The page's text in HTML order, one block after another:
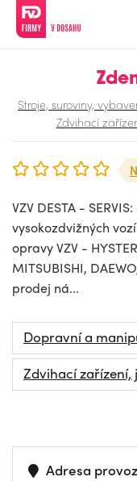
Stroje, suroviny,
Zdvihací
VZV DESTA -
vysokozdvižných
opravy VZV -
MITSUBISHI,
prodej ná...
Dopravní a
Zdvihací
Adresa